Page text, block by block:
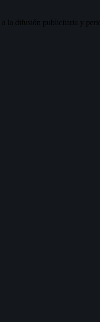
la difusión publicitaria y